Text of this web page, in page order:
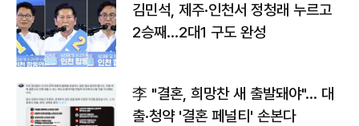
김민석, 제주·인천서 정청래 누르고
2승째…2대1 구도 완성
李 "결혼, 희망찬 새 출발돼야"… 대
출·청약 '결혼 페널티' 손본다